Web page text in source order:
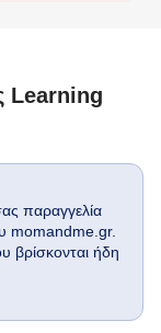
Learning
παραγγελία
momandme.gr.
βρίσκονται ήδη